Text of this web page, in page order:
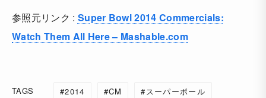
参照元リンク : Super Bowl 2014 Commercials:
Watch Them All Here – Mashable.com
TAGS 2014 CM スーパーボール